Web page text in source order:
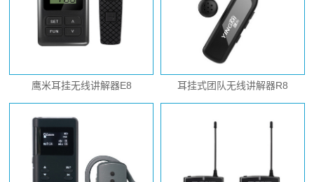
鹰米耳挂无线讲解器E8 耳挂式团队无线讲解器R8